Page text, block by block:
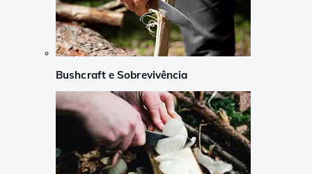
Bushcraft e Sobrevivência